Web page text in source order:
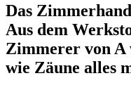
Das
Aus dem
Zimmerer von A
wie Zäune alles